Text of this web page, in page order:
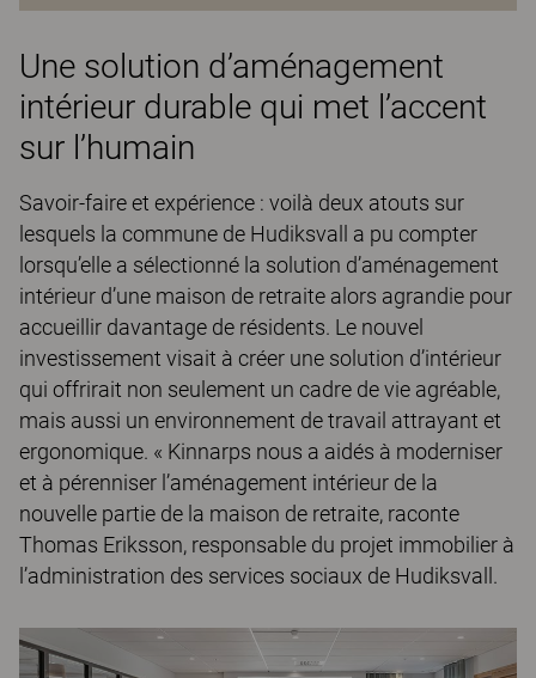
Une solution d’aménagement
intérieur durable qui met l’accent
sur l’humain
Savoir-faire et expérience : voilà deux atouts sur
lesquels la commune de Hudiksvall a pu compter
lorsqu’elle a sélectionné la solution d’aménagement
intérieur d’une maison de retraite alors agrandie pour
accueillir davantage de résidents. Le nouvel
investissement visait à créer une solution d’intérieur
qui offrirait non seulement un cadre de vie agréable,
mais aussi un environnement de travail attrayant et
ergonomique. « Kinnarps nous a aidés à moderniser
et à pérenniser l’aménagement intérieur de la
nouvelle partie de la maison de retraite, raconte
Thomas Eriksson, responsable du projet immobilier à
l’administration des services sociaux de Hudiksvall.